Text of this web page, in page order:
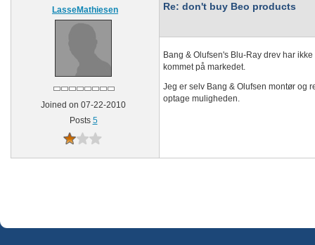
LasseMathiesen
Joined on 07-22-2010
Posts 5
Re: don't buy Beo products
Bang & Olufsen's Blu-Ray drev har
kommet på markedet.
Jeg er selv Bang & Olufsen montør og
optage muligheden.